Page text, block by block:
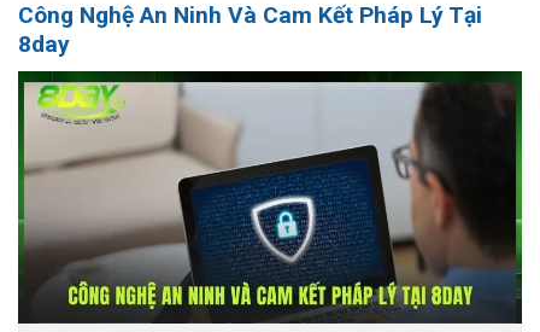
Công Nghệ An Ninh Và Cam Kết Pháp Lý Tại
8day